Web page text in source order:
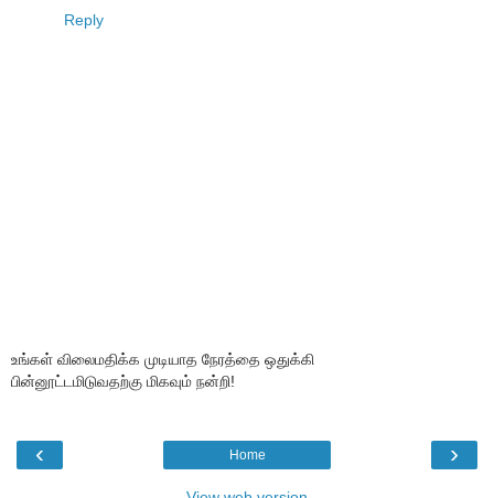
Reply
உங்கள் விலைமதிக்க முடியாத நேரத்தை ஒதுக்கி
பின்னூட்டமிடுவதற்கு மிகவும் நன்றி!
‹ ›
Home